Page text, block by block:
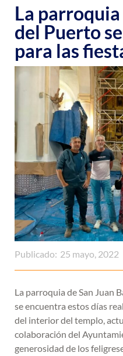
La parroquia
del Puerto
para las
Publicado: 25 mayo, 2022
La parroquia de San Juan
se encuentra estos días
del interior del templo,
colaboración del
generosidad de los